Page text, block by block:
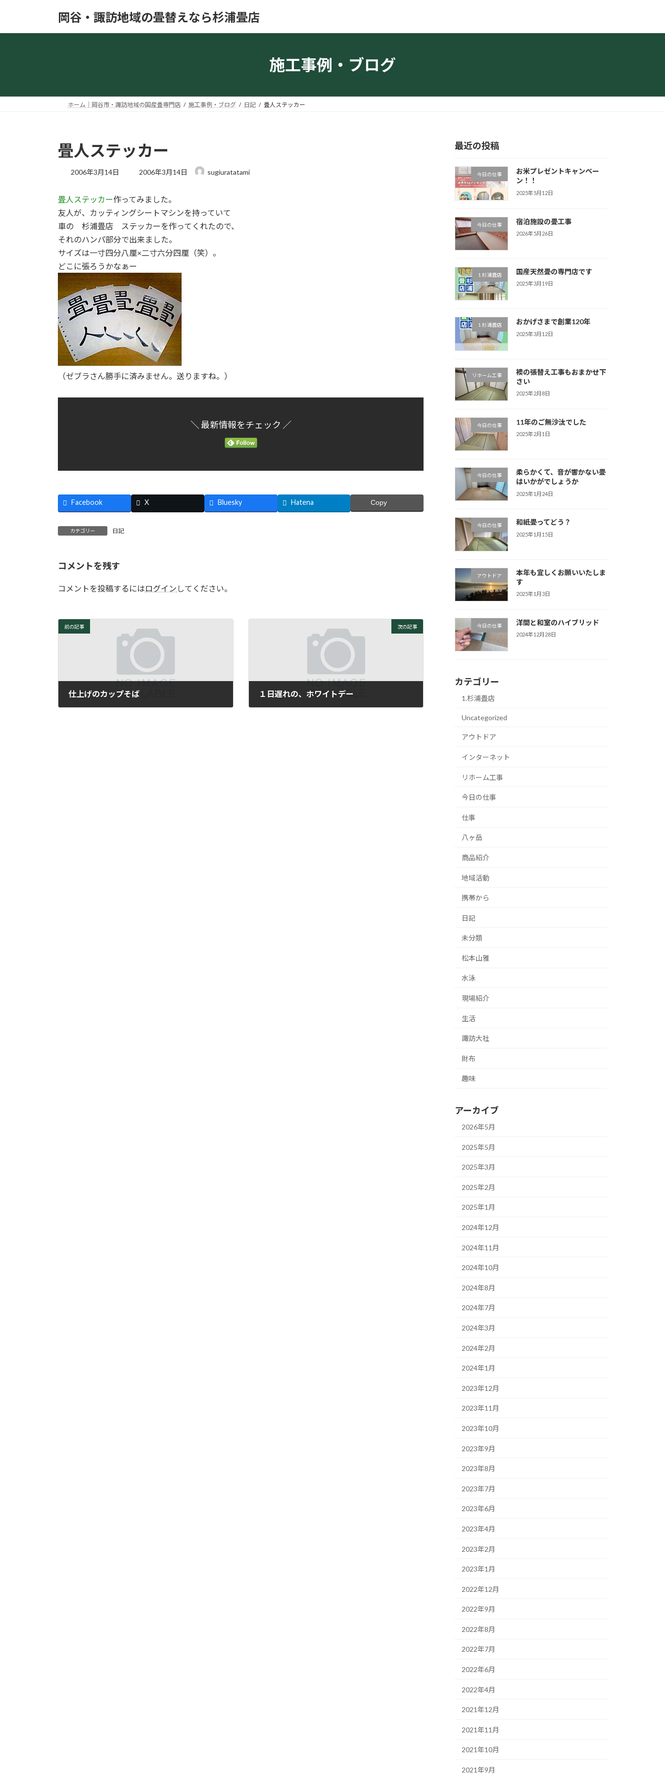
岡谷・諏訪地域の畳替えなら杉浦畳店
施工事例・ブログ
ホーム｜岡谷市・諏訪地域の国産畳専門店 施工事例・ブログ 日記 畳人ステッカー
畳人ステッカー
2006年3月14日
最
新
日
:
2006年3月14日 sugiuratatami
畳人ステッカー作ってみました。
友人が、カッティングシートマシンを持っていて
車の 杉浦畳店 ステッカーを作ってくれたので、
それのハンパ部分で出来ました。
サイズは一寸四分八厘×二寸六分四厘（笑）。
どこに張ろうかなぁー
（ゼブラさん勝手に済みません。送りますね。）
＼ 最新情報をチェック ／
Facebook X Bluesky Hatena Copy
カテゴリー 日記
コメントを残す
コメントを投稿するにはログイン してください。
前の記事
仕上げのカップそば
次の記事
１日遅れの、ホワイトデー
最近の投稿
今日の仕事
お米プレゼントキャンペー
ン！！
2025年5月12日
今日の仕事 宿泊施設の畳工事
2026年5月26日
1.杉浦畳店 国産天然畳の専門店です
2025年3月19日
1.杉浦畳店 おかげさまで創業120年
2025年3月12日
リホーム工事
襖の張替え工事もおまかせ下
さい
2025年2月8日
今日の仕事 11年のご無沙汰でした
2025年2月1日
今日の仕事
柔らかくて、音が響かない畳
はいかがでしょうか
2025年1月24日
今日の仕事 和紙畳ってどう？
2025年1月15日
アウトドア
本年も宜しくお願いいたしま
す
2025年1月3日
今日の仕事 洋間と和室のハイブリッド
2024年12月28日
カテゴリー
1.杉浦畳店
Uncategorized
アウトドア
インターネット
リホーム工事
今日の仕事
仕事
八ヶ岳
商品紹介
地域活動
携帯から
日記
未分類
松本山雅
水泳
現場紹介
生活
諏訪大社
財布
趣味
アーカイブ
2026年5月
2025年5月
2025年3月
2025年2月
2025年1月
2024年12月
2024年11月
2024年10月
2024年8月
2024年7月
2024年3月
2024年2月
2024年1月
2023年12月
2023年11月
2023年10月
2023年9月
2023年8月
2023年7月
2023年6月
2023年4月
2023年2月
2023年1月
2022年12月
2022年9月
2022年8月
2022年7月
2022年6月
2022年4月
2021年12月
2021年11月
2021年10月
2021年9月